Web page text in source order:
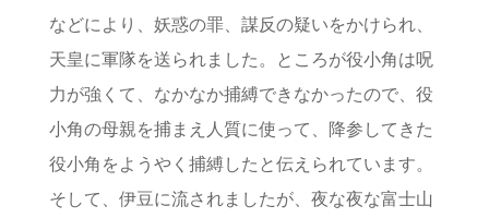
などにより、妖惑の罪、謀反の疑いをかけられ、
天皇に軍隊を送られました。ところが役小角は呪
力が強くて、なかなか捕縛できなかったので、役
小角の母親を捕まえ人質に使って、降参してきた
役小角をようやく捕縛したと伝えられています。
そして、伊豆に流されましたが、夜な夜な富士山